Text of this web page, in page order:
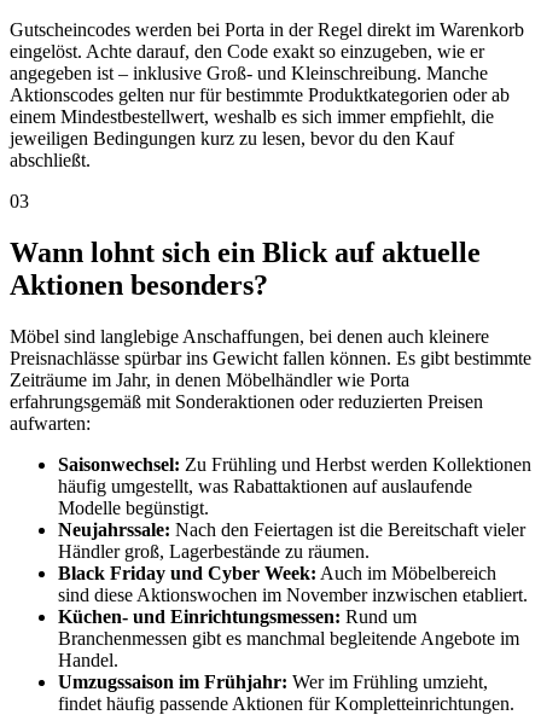
Gutscheincodes werden bei Porta in der Regel direkt im Warenkorb
eingelöst. Achte darauf, den Code exakt so einzugeben, wie er
angegeben ist – inklusive Groß- und Kleinschreibung. Manche
Aktionscodes gelten nur für bestimmte Produktkategorien oder ab
einem Mindestbestellwert, weshalb es sich immer empfiehlt, die
jeweiligen Bedingungen kurz zu lesen, bevor du den Kauf
abschließt.
03
Wann lohnt sich ein Blick auf aktuelle
Aktionen besonders?
Möbel sind langlebige Anschaffungen, bei denen auch kleinere
Preisnachlässe spürbar ins Gewicht fallen können. Es gibt bestimmte
Zeiträume im Jahr, in denen Möbelhändler wie Porta
erfahrungsgemäß mit Sonderaktionen oder reduzierten Preisen
aufwarten:
Saisonwechsel: Zu Frühling und Herbst werden Kollektionen
häufig umgestellt, was Rabattaktionen auf auslaufende
Modelle begünstigt.
Neujahrssale: Nach den Feiertagen ist die Bereitschaft vieler
Händler groß, Lagerbestände zu räumen.
Black Friday und Cyber Week: Auch im Möbelbereich
sind diese Aktionswochen im November inzwischen etabliert.
Küchen- und Einrichtungsmessen: Rund um
Branchenmessen gibt es manchmal begleitende Angebote im
Handel.
Umzugssaison im Frühjahr: Wer im Frühling umzieht,
findet häufig passende Aktionen für Kompletteinrichtungen.